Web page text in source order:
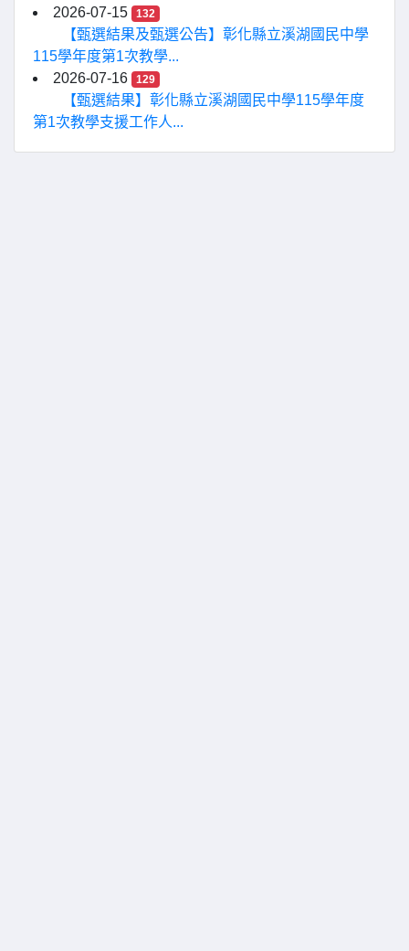
2026-07-15
132
【甄選結果及甄選公告】彰化縣立溪湖國民中學
115學年度第1次教學...
2026-07-16
129
【甄選結果】彰化縣立溪湖國民中學115學年度
第1次教學支援工作人...